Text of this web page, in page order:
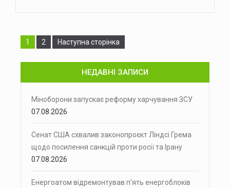
Сторінка
1 Сторінка
2 Наступна сторінка
НЕДАВНІ ЗАПИСИ
Міноборони запускає реформу харчування ЗСУ
07.08.2026
Сенат США схвалив законопроєкт Ліндсі Грема
щодо посилення санкцій проти росії та Ірану
07.08.2026
Енергоатом відремонтував п’ять енергоблоків